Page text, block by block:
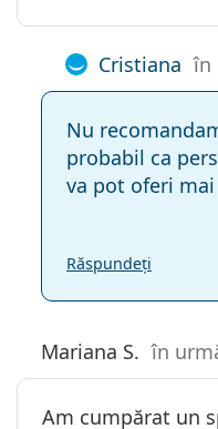
Cristiana în
Nu
probabil ca
va pot oferi
Răspundeți
Mariana S. în
Am cumpărat un